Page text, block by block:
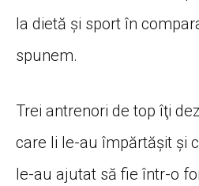
la dietă şi sport în
spunem.
Trei antrenori de top îţi
care li le-au împărtăşit şi
le-au ajutat să fie într-o